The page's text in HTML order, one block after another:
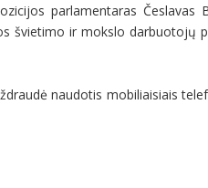
parlamentaras Česlavas
švietimo ir mokslo darbuotojų
naudotis mobiliaisiais